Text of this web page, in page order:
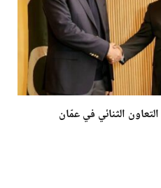
الثنائي في عمّان